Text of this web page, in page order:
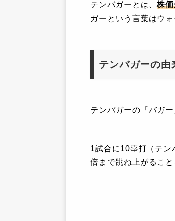
テンバガーとは、株
ガーという言葉はウ
テンバガーの由
テンバガーの「バガ
1試合に10塁打（テン
倍まで跳ね上がるこ